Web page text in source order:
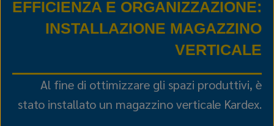
EFFICIENZA E ORGANIZZAZIONE:
INSTALLAZIONE MAGAZZINO
VERTICALE
Al fine di ottimizzare gli spazi produttivi, è
stato installato un magazzino verticale Kardex.